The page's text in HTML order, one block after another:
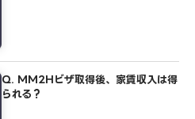
Q. MM2Hビザ取得後、家賃収入は得
られる？